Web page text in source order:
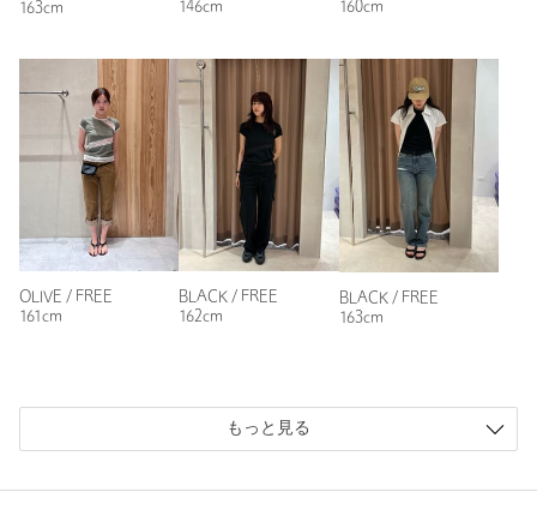
163cm
146cm
160cm
OLIVE / FREE
161cm
BLACK / FREE
162cm
BLACK / FREE
163cm
もっと見る